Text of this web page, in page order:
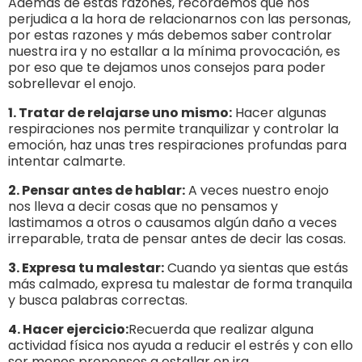
perjudica a la hora de relacionarnos con las personas,
por estas razones y más debemos saber controlar
nuestra ira y no estallar a la mínima provocación, es
por eso que te dejamos unos consejos para poder
sobrellevar el enojo.
1. Tratar de relajarse uno mismo: Hacer algunas
respiraciones nos permite tranquilizar y controlar la
emoción, haz unas tres respiraciones profundas para
intentar calmarte.
2. Pensar antes de hablar:A veces nuestro enojo
nos lleva a decir cosas que no pensamos y
lastimamos a otros o causamos algún daño a veces
irreparable, trata de pensar antes de decir las cosas.
3. Expresa tu malestar:Cuando ya sientas que estás
más calmado, expresa tu malestar de forma tranquila
y busca palabras correctas.
4. Hacer ejercicio:Recuerda que realizar alguna
actividad física nos ayuda a reducir el estrés y con ello